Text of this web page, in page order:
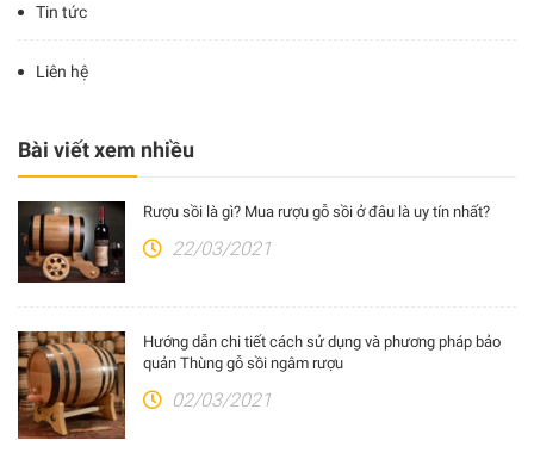
Tin tức
Liên hệ
Bài viết xem nhiều
Rượu sồi là gì? Mua rượu gỗ sồi ở đâu là uy tín nhất?
22/03/2021
Hướng dẫn chi tiết cách sử dụng và phương pháp bảo
quản Thùng gỗ sồi ngâm rượu
02/03/2021